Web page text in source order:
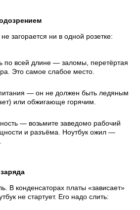
загорается ни в одной розетке:
по всей длине — заломы, перетёртая
Это самое слабое место.
— он не должен быть ледяным
или обжигающе горячим.
— возьмите заведомо рабочий
и разъёма. Ноутбук ожил —
В конденсаторах платы «зависает»
не стартует. Его надо слить: